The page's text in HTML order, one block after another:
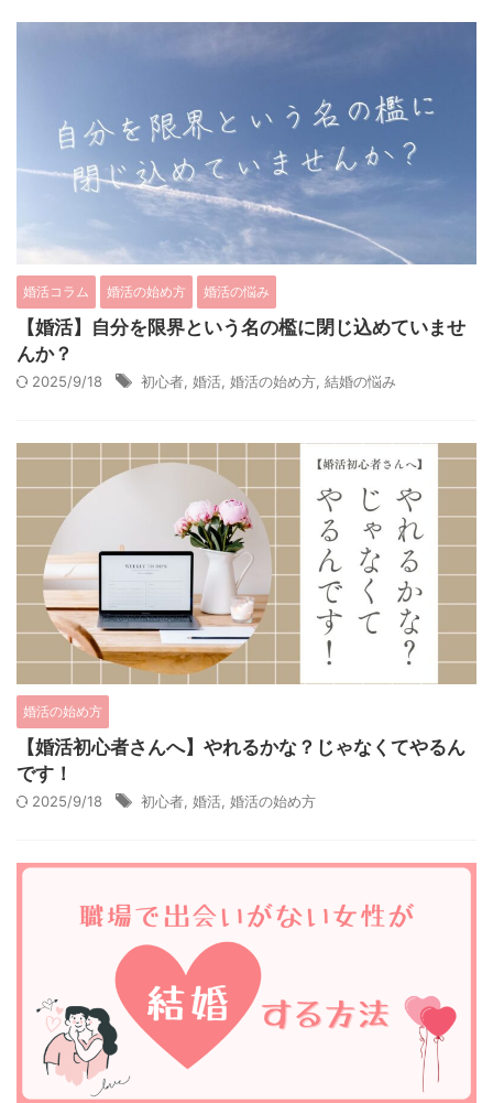
婚活コラム 婚活の始め方 婚活の悩み
【婚活】自分を限界という名の檻に閉じ込めていませ
んか？
2025/9/18 初心者 婚活 婚活の始め方 結婚の悩み
婚活の始め方
【婚活初心者さんへ】やれるかな？じゃなくてやるん
です！
2025/9/18 初心者 婚活 婚活の始め方